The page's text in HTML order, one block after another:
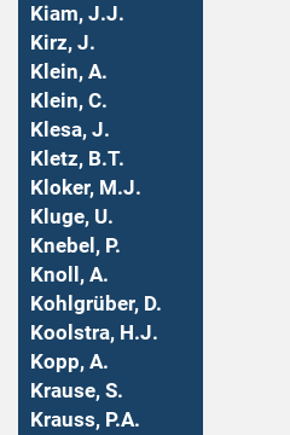
Kiam, J.J.
Kirz, J.
Klein, A.
Klein, C.
Klesa, J.
Kletz, B.T.
Kloker, M.J.
Kluge, U.
Knebel, P.
Knoll, A.
Kohlgrüber, D.
Koolstra, H.J.
Kopp, A.
Krause, S.
Krauss, P.A.